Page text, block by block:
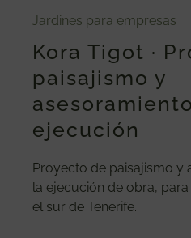
Jardines para empresas
Kora Tigot ·
paisajismo y
ejecución
Proyecto de paisajismo y
la ejecución de obra,
el sur de Tenerife.